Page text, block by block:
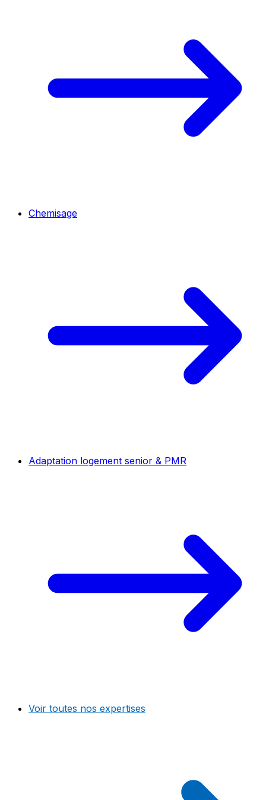
Chemisage
Adaptation logement senior & PMR
Voir toutes nos expertises